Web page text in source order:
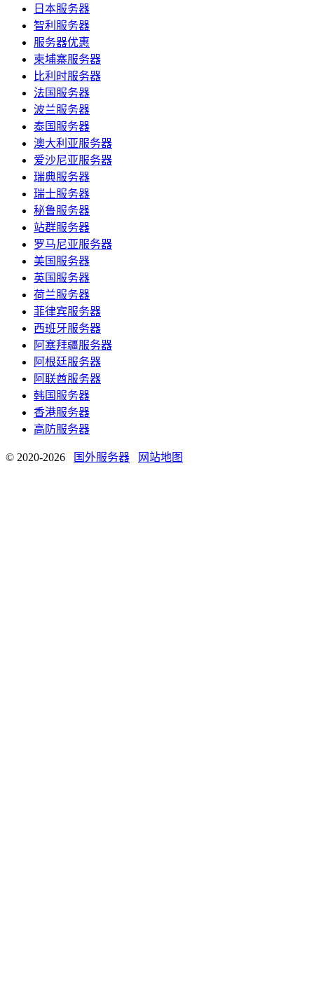
日本服务器
智利服务器
服务器优惠
柬埔寨服务器
比利时服务器
法国服务器
波兰服务器
泰国服务器
澳大利亚服务器
爱沙尼亚服务器
瑞典服务器
瑞士服务器
秘鲁服务器
站群服务器
罗马尼亚服务器
美国服务器
英国服务器
荷兰服务器
菲律宾服务器
西班牙服务器
阿塞拜疆服务器
阿根廷服务器
阿联酋服务器
韩国服务器
香港服务器
高防服务器
© 2020-2026 国外服务器 网站地图